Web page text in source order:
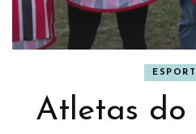
Atletas do